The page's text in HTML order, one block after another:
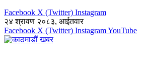
Facebook X (Twitter) Instagram
२४ श्रावण २०८३, आईतवार
Facebook X (Twitter) InstagramYouTube